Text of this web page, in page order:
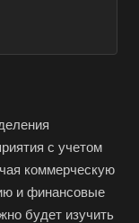
с учетом
коммерческую
и финансовые
будет изучить